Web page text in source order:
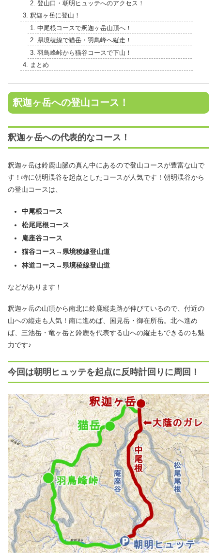
登山口・朝明ヒュッテへのアクセス！
釈迦ヶ岳に登山！
中尾根コースで釈迦ヶ岳山頂へ！
県境稜線で猫岳・羽鳥峰へ縦走！
羽鳥峰峠から猫谷コースで下山！
まとめ
釈迦ヶ岳への登山コース！
釈迦ヶ岳への代表的なコース！
釈迦ヶ岳は鈴鹿山脈の真ん中にあるので登山コースが豊富な山で
す！特に朝明渓谷を起点としたコースが人気です！朝明渓谷から
の登山コースは、
中尾根コース
松尾尾根コース
庵座谷コース
猫谷コース→県境稜線登山道
林道コース→県境稜線登山道
などがあります！
釈迦ヶ岳の山頂から南北に鈴鹿縦走路が伸びているので、付近の
山への縦走も人気！南に進めば、国見岳・御在所岳。北へ進め
ば、三池岳・竜ヶ岳と鈴鹿を代表する山への縦走もできるのも魅
力です♪
今回は朝明ヒュッテを起点に反時計回りに周回！